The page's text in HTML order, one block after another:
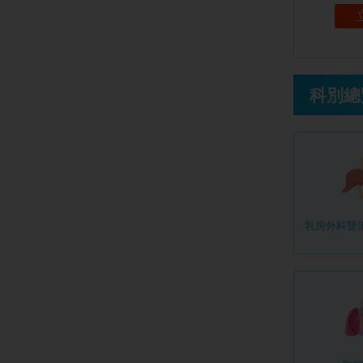
科別
乳房外科暨